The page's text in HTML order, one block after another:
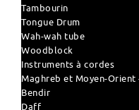
Tambourin
Tongue Drum
Wah-wah tube
Woodblock
Instruments à cordes
Maghreb et Moyen-Orient
Bendir
Daff